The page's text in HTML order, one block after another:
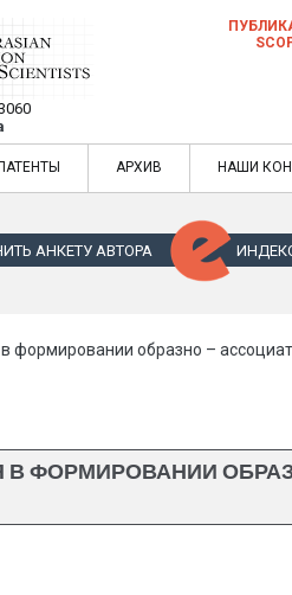
публикация
журнале
статей в ежемесячном научном
ПАТЕНТЫ АРХИВ НАШИ
АНКЕТУ АВТОРА
формировании образно –
ФОРМИРОВАНИИ